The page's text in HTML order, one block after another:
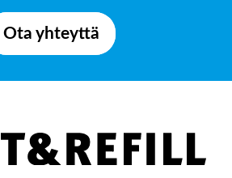
Ota yhteyttä